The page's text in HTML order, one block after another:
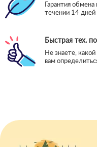
Гарантия обмена
течении 14 дней
Быстрая тех.
Не знаете,
вам